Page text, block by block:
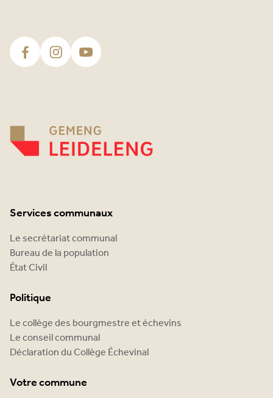
Services communaux
Le secrétariat communal
Bureau de la population
État Civil
Politique
Le collège des bourgmestre et échevins
Le conseil communal
Déclaration du Collège Échevinal
Votre commune